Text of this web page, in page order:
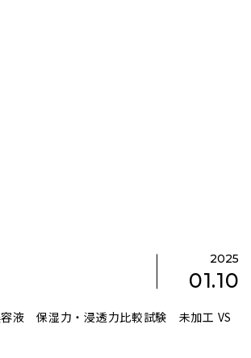
2025
01.10
容液 保湿力・浸透力比較試験 未加工 VS